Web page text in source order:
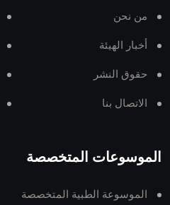
من نحن
أخبار الهيئة
حقوق النشر
الاتصال بنا
الموسوعات المتخصصة
الموسوعة الطبية المتخصصة